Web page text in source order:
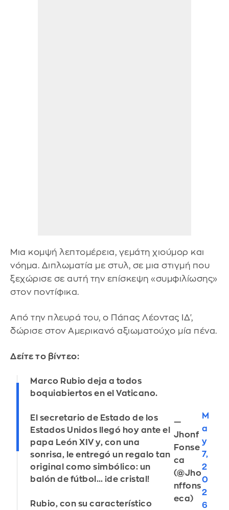
Μια κομψή λεπτομέρεια, γεμάτη χιούμορ και
νόημα. Διπλωματία με στυλ, σε μια στιγμή που
ξεχώρισε σε αυτή την επίσκεψη «συμφιλίωσης»
στον ποντίφικα.
Από την πλευρά του, ο Πάπας Λέοντας ΙΔ',
δώρισε στον Αμερικανό αξιωματούχο μία πένα.
Δείτε το βίντεο:
Marco Rubio deja a todos
boquiabiertos en el Vaticano.
El secretario de Estado de los
Estados Unidos llegó hoy ante el
papa León XIV y, con una
sonrisa, le entregó un regalo tan
original como simbólico: un
balón de fútbol… ¡de cristal!
Rubio, con su característico
—
Jhonf
Fonse
ca
(@Jho
nffons
eca)
M
a
y
7,
2
0
2
6